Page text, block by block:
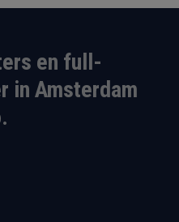
en full-
in Amsterdam